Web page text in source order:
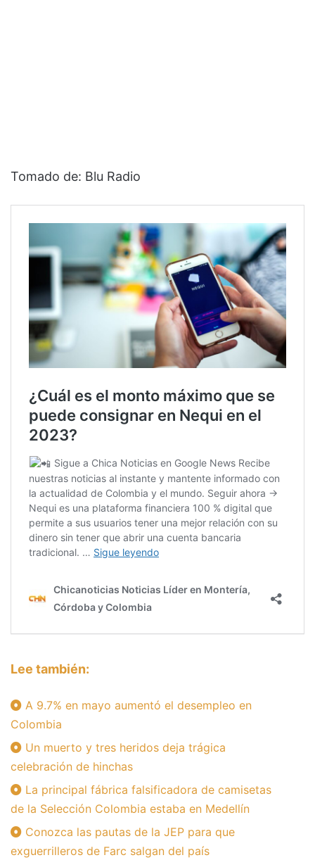
Tomado de: Blu Radio
Lee también:
A 9.7% en mayo aumentó el desempleo en
Colombia
Un muerto y tres heridos deja trágica
celebración de hinchas
La principal fábrica falsificadora de camisetas
de la Selección Colombia estaba en Medellín
Conozca las pautas de la JEP para que
exguerrilleros de Farc salgan del país